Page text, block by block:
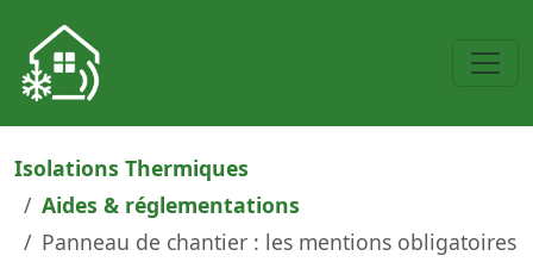
Isolations Thermiques
Aides & réglementations
Panneau de chantier : les mentions obligatoires